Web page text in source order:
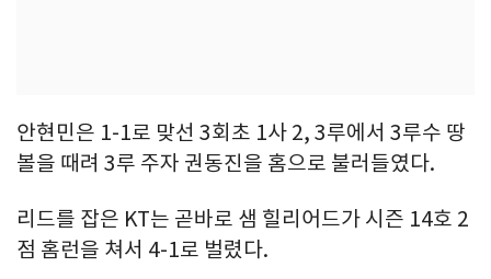
안현민은 1-1로 맞선 3회초 1사 2, 3루에서 3루수 땅
볼을 때려 3루 주자 권동진을 홈으로 불러들였다.
리드를 잡은 KT는 곧바로 샘 힐리어드가 시즌 14호 2
점 홈런을 쳐서 4-1로 벌렸다.